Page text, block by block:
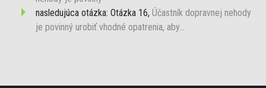
nasledujúca otázka: Otázka 16, Účastník dopravnej nehody
je povinný urobiť vhodné opatrenia, aby...